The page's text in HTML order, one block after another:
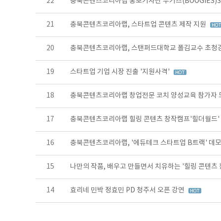
21 충북콘텐츠코리아랩, 스타트업 콘텐츠 제작 지원
20 충북콘텐츠코리아랩, 스탠퍼드대학교 폴김교수 초청
19 스타트업 기업 시장 진출 '지원사격'
18 충북콘텐츠코리아랩 창업전문 코치 양성교육 참가자
17 충북콘텐츠코리아랩 힐링 콘텐츠 창작캠프'힐더월드'
16 충북콘텐츠코리아랩, '에듀테크 스타트업 B트랙' 데모
15 나만의 작품, 배우고 만들면서 치유하는 '힐링 콘텐츠
14 효리네 민박 정효민 PD 청주서 오픈 강연